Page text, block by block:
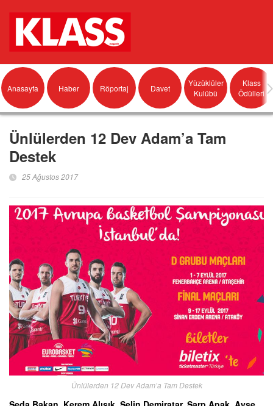
Anasayfa Haber Röportaj Davet
Yüzüklüler
Kulübü
Klass
Ödülleri
Ünlülerden 12 Dev Adam’a Tam
Destek
25 Ağustos 2017
Ünlülerden 12 Dev Adam’a Tam Destek